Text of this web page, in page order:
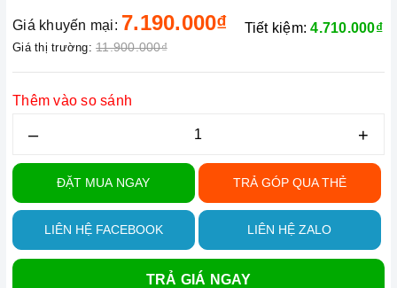
Giá khuyến mại: 7.190.000₫
Giá thị trường: 11.900.000₫
Tiết kiệm:4.710.000₫
Thêm vào so sánh
– +
ĐẶT MUA NGAY TRẢ GÓP QUA THẺ
LIÊN HỆ FACEBOOK LIÊN HỆ ZALO
TRẢ GIÁ NGAY